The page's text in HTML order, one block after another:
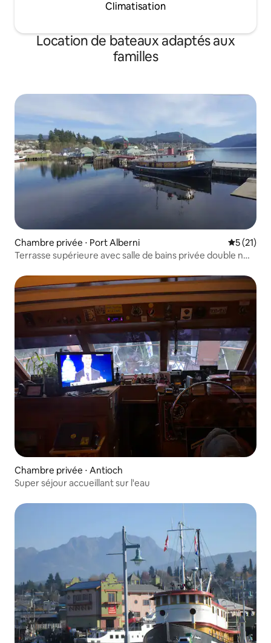
Climatisation
Location de bateaux adaptés aux
familles
Chambre privée ⋅ Port Alberni
5 (21)
Terrasse supérieure avec salle de bains privée double n
Chambre privée ⋅ Antioch
Super séjour accueillant sur l'eau